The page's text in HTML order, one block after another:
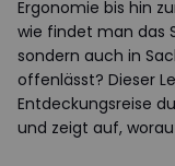
Ergonomie bis hin
wie findet man das
sondern auch in
offenlässt? Dieser
Entdeckungsreise
und zeigt auf,